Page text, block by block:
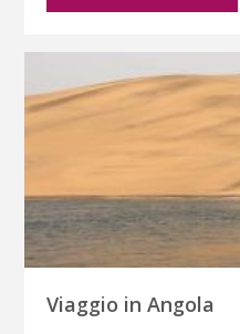
Viaggio in Angola